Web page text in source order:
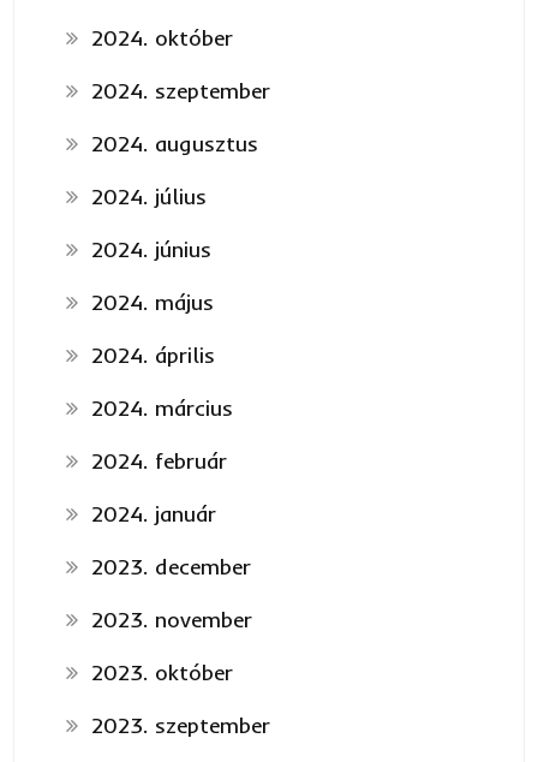
2024. október
2024. szeptember
2024. augusztus
2024. július
2024. június
2024. május
2024. április
2024. március
2024. február
2024. január
2023. december
2023. november
2023. október
2023. szeptember